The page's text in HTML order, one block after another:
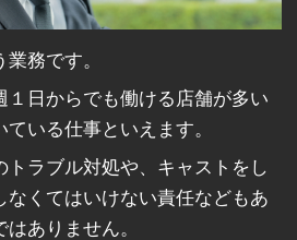
務です。
１日からでも働ける店舗が多い
いる仕事といえます。
トラブル対処や、キャストをし
なくてはいけない責任などもあ
ありません。